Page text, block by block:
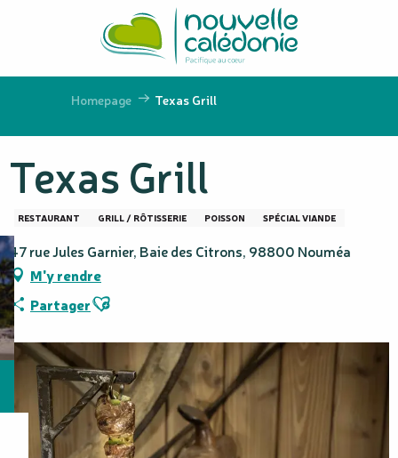
principal
Homepage Texas Grill
Texas Grill
RESTAURANT GRILL / RÔTISSERIE POISSON SPÉCIAL VIANDE
47 rue Jules Garnier, Baie des Citrons, 98800 Nouméa
M'y rendre
PartagerAjouter aux favoris